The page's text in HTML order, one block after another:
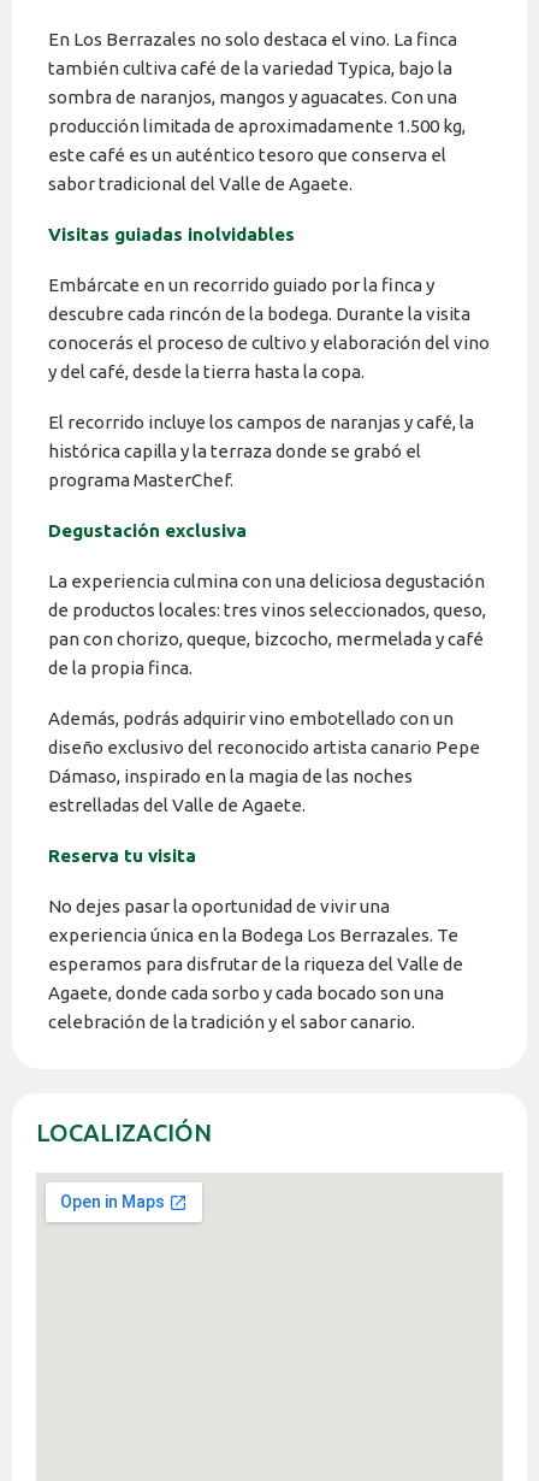
En Los Berrazales no solo destaca el vino. La finca
también cultiva café de la variedad Typica, bajo la
sombra de naranjos, mangos y aguacates. Con una
producción limitada de aproximadamente 1.500 kg,
este café es un auténtico tesoro que conserva el
sabor tradicional del Valle de Agaete.
Visitas guiadas inolvidables
Embárcate en un recorrido guiado por la finca y
descubre cada rincón de la bodega. Durante la visita
conocerás el proceso de cultivo y elaboración del vino
y del café, desde la tierra hasta la copa.
El recorrido incluye los campos de naranjas y café, la
histórica capilla y la terraza donde se grabó el
programa MasterChef.
Degustación exclusiva
La experiencia culmina con una deliciosa degustación
de productos locales: tres vinos seleccionados, queso,
pan con chorizo, queque, bizcocho, mermelada y café
de la propia finca.
Además, podrás adquirir vino embotellado con un
diseño exclusivo del reconocido artista canario Pepe
Dámaso, inspirado en la magia de las noches
estrelladas del Valle de Agaete.
Reserva tu visita
No dejes pasar la oportunidad de vivir una
experiencia única en la Bodega Los Berrazales. Te
esperamos para disfrutar de la riqueza del Valle de
Agaete, donde cada sorbo y cada bocado son una
celebración de la tradición y el sabor canario.
LOCALIZACIÓN